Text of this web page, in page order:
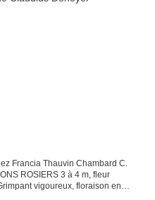
Francia Thauvin Chambard C.
ROSIERS 3 à 4 m, fleur
vigoureux, floraison en